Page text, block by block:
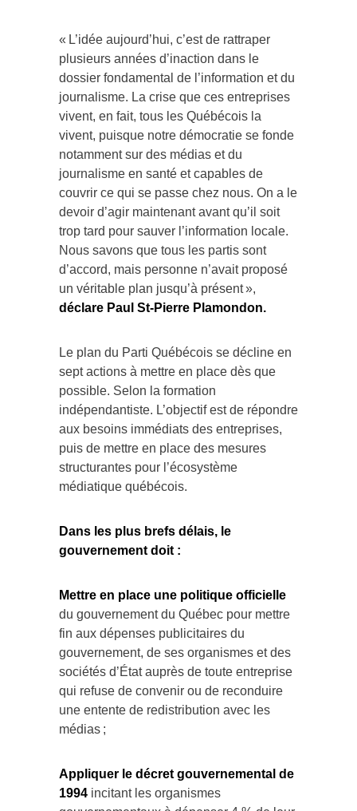
« L’idée aujourd’hui, c’est de rattraper
plusieurs années d’inaction dans le
dossier fondamental de l’information et du
journalisme. La crise que ces entreprises
vivent, en fait, tous les Québécois la
vivent, puisque notre démocratie se fonde
notamment sur des médias et du
journalisme en santé et capables de
couvrir ce qui se passe chez nous. On a le
devoir d’agir maintenant avant qu’il soit
trop tard pour sauver l’information locale.
Nous savons que tous les partis sont
d’accord, mais personne n’avait proposé
un véritable plan jusqu’à présent »,
déclare Paul St-Pierre Plamondon.
Le plan du Parti Québécois se décline en
sept actions à mettre en place dès que
possible. Selon la formation
indépendantiste. L’objectif est de répondre
aux besoins immédiats des entreprises,
puis de mettre en place des mesures
structurantes pour l’écosystème
médiatique québécois.
Dans les plus brefs délais, le
gouvernement doit :
Mettre en place une politique officielle
du gouvernement du Québec pour mettre
fin aux dépenses publicitaires du
gouvernement, de ses organismes et des
sociétés d’État auprès de toute entreprise
qui refuse de convenir ou de reconduire
une entente de redistribution avec les
médias ;
Appliquer le décret gouvernemental de
1994 incitant les organismes